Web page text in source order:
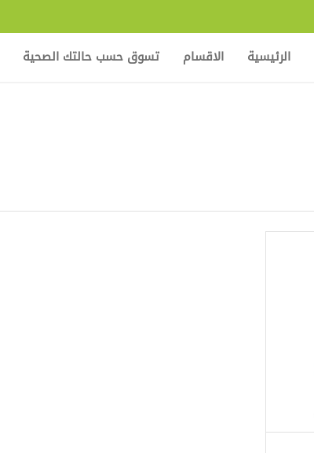
الرئيسية الاقسام تسوق حسب حالتك الصحية